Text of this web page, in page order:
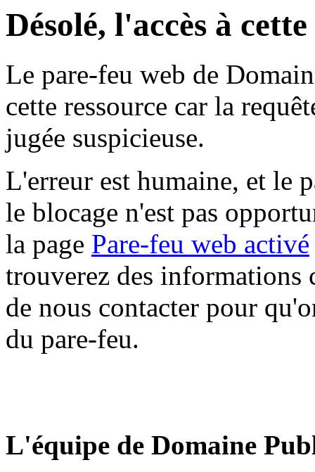
Désolé, l'accès à
Le pare-feu web de
cette ressource car la
jugée suspicieuse.
L'erreur est humaine, et le
le blocage n'est pas
la page Pare-feu web activé
trouverez des informations
de nous contacter pour
du pare-feu.
L'équipe de Domaine